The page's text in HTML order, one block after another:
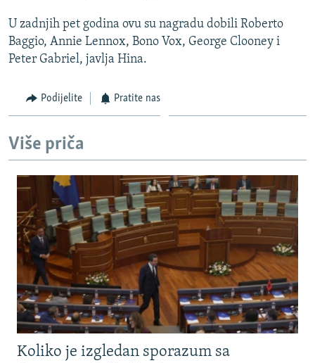
U zadnjih pet godina ovu su nagradu dobili Roberto
Baggio, Annie Lennox, Bono Vox, George Clooney i
Peter Gabriel, javlja Hina.
Podijelite Pratite nas
Više priča
Koliko je izgledan sporazum sa